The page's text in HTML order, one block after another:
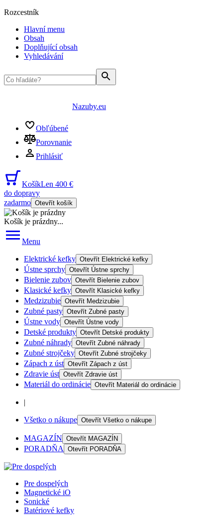
Rozcestník
Hlavní menu
Obsah
Doplňující obsah
Vyhledávání
Nazuby.eu
Obľúbené
Porovnanie
Prihlásiť
KošíkLen 400 €
do dopravy
zadarmo Otevřít košík
Košík je prázdny...
Menu
Elektrické kefky Otevřít Elektrické kefky
Ústne sprchy Otevřít Ústne sprchy
Bielenie zubov Otevřít Bielenie zubov
Klasické kefky Otevřít Klasické kefky
Medzizubie Otevřít Medzizubie
Zubné pasty Otevřít Zubné pasty
Ústne vody Otevřít Ústne vody
Detské produkty Otevřít Detské produkty
Zubné náhrady Otevřít Zubné náhrady
Zubné strojčeky Otevřít Zubné strojčeky
Zápach z úst Otevřít Zápach z úst
Zdravie úst Otevřít Zdravie úst
Materiál do ordinácie Otevřít Materiál do ordinácie
|
Všetko o nákupe Otevřít Všetko o nákupe
MAGAZÍN Otevřít MAGAZÍN
PORADŇA Otevřít PORADŇA
Pre dospelých
Magnetické iO
Sonické
Batériové kefky